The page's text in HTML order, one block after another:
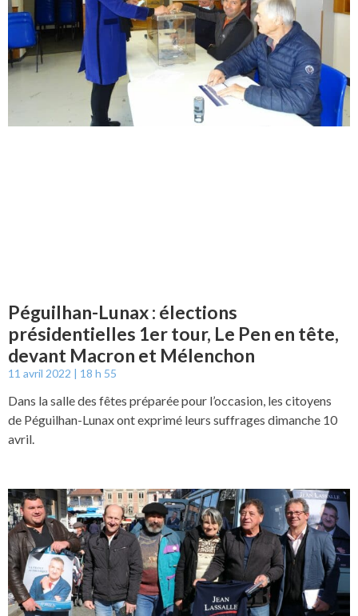
Péguilhan-Lunax : élections
présidentielles 1er tour, Le Pen en tête,
devant Macron et Mélenchon
11 avril 2022 18 h 55
Dans la salle des fêtes préparée pour l’occasion, les citoyens
de Péguilhan-Lunax ont exprimé leurs suffrages dimanche 10
avril.